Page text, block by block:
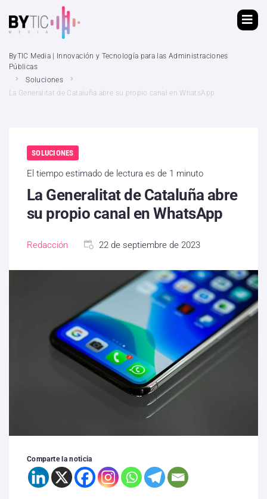
ByTIC Media | Innovación y Tecnología para las Administraciones
Públicas
Soluciones
La Generalitat de Cataluña abre su propio canal en WhatsApp
SOLUCIONES
El tiempo estimado de lectura es de 1 minuto
La Generalitat de Cataluña abre
su propio canal en WhatsApp
Redacción 22 de septiembre de 2023
Comparte la noticia